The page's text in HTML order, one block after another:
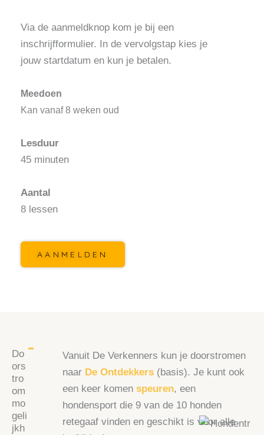
Via de aanmeldknop kom je bij een
inschrijfformulier. In de vervolgstap kies je
jouw startdatum en kun je betalen.
Meedoen
Kan vanaf 8 weken oud
Lesduur
45 minuten
Aantal
8 lessen
AANMELDEN
Vanuit De Verkenners kun je doorstromen
naar De Ontdekkers (basis). Je kunt ook
een keer komenspeuren, een
hondensport die 9 van de 10 honden
retegaaf vinden en geschikt is voor alle
Do
ors
tro
om
mo
geli
jkh